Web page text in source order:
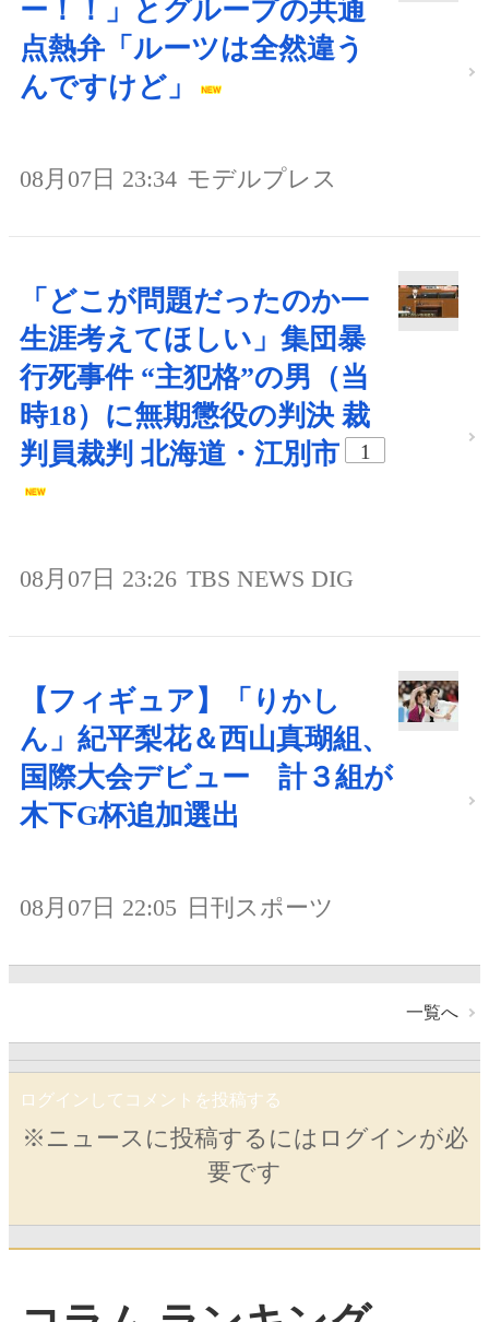
ー！！」とグループの共通
点熱弁「ルーツは全然違う
んですけど」
08月07日 23:34 モデルプレス
「どこが問題だったのか一
生涯考えてほしい」集団暴
行死事件 “主犯格”の男（当
時18）に無期懲役の判決 裁
判員裁判 北海道・江別市
1
08月07日 23:26 TBS NEWS DIG
【フィギュア】「りかし
ん」紀平梨花＆西山真瑚組、
国際大会デビュー 計３組が
木下G杯追加選出
08月07日 22:05 日刊スポーツ
一覧へ
ログインしてコメントを投稿する
※ニュースに投稿するにはログインが必
要です